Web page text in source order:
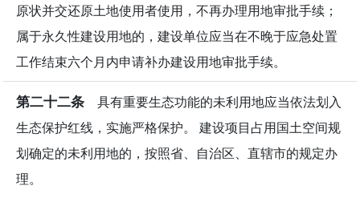
原状并交还原土地使用者使用，不再办理用地审批手续；
属于永久性建设用地的，建设单位应当在不晚于应急处置
工作结束六个月内申请补办建设用地审批手续。
第二十二条 具有重要生态功能的未利用地应当依法划入
生态保护红线，实施严格保护。 建设项目占用国土空间规
划确定的未利用地的，按照省、自治区、直辖市的规定办
理。